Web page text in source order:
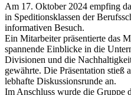
Am 17. Oktober 2024 empfing
in Speditionsklassen der
informativen Besuch.
Ein Mitarbeiter präsentierte das
spannende Einblicke in die
Divisionen und die
gewährte. Die Präsentation stieß
lebhafte Diskussionsrunde an.
Im Anschluss wurde die Gruppe